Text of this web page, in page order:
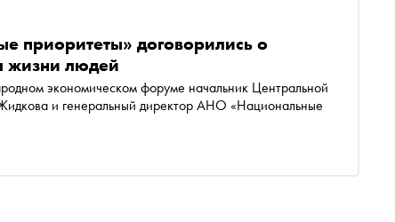
договорились о
жизни людей
экономическом форуме начальник Центральной
и генеральный директор АНО «Национальные